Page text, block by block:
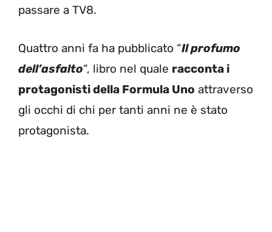
passare a TV8.
Quattro anni fa ha pubblicato “Il profumo
dell’asfalto“, libro nel quale racconta i
protagonisti della Formula Uno attraverso
gli occhi di chi per tanti anni ne è stato
protagonista.